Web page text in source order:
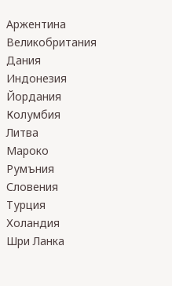
Аржентина
Великобритания
Дания
Индонезия
Йордания
Колумбия
Литва
Мароко
Румъния
Словения
Турция
Холандия
Шри Ланка